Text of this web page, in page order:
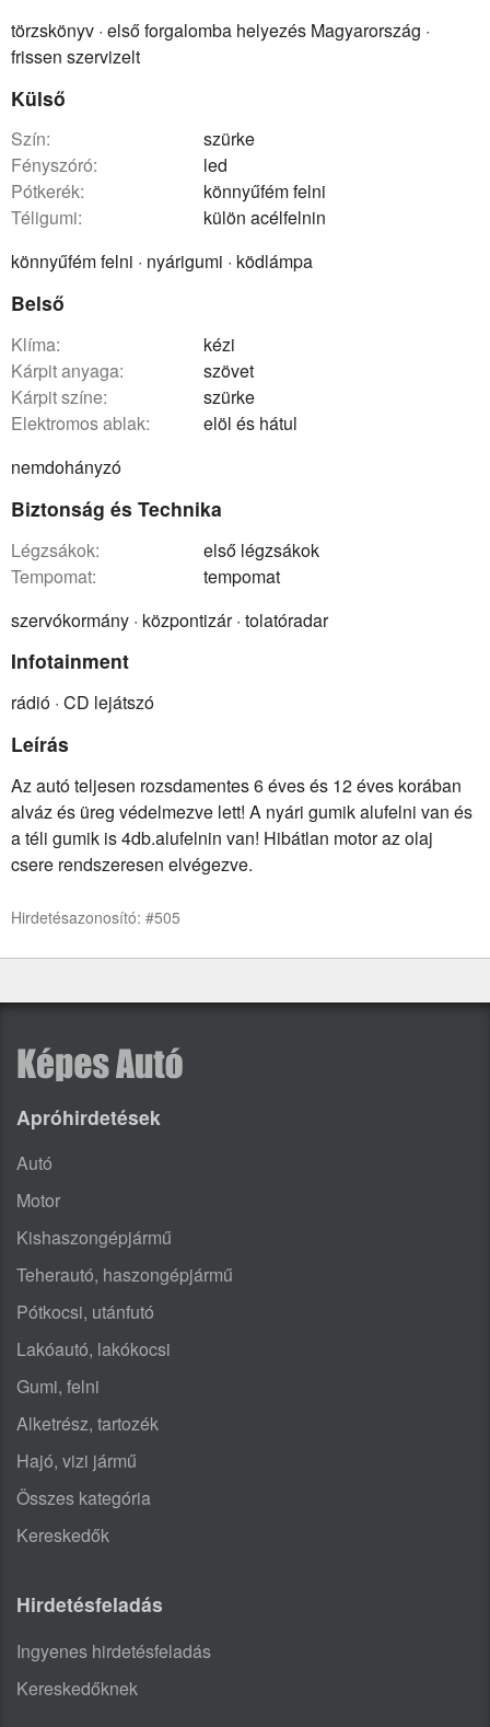
törzskönyv · első forgalomba helyezés Magyarország ·
frissen szervizelt
Külső
szín:
szürke
fényszóró:
led
pótkerék:
könnyűfém felni
téligumi:
külön acélfelnin
könnyűfém felni · nyárigumi · ködlámpa
Belső
klíma:
kézi
kárpit anyaga:
szövet
kárpit színe:
szürke
elektromos ablak:
elöl és hátul
nemdohányzó
Biztonság és Technika
légzsákok:
első légzsákok
tempomat:
tempomat
szervókormány · központizár · tolatóradar
Infotainment
rádió · CD lejátszó
Leírás
Az autó teljesen rozsdamentes 6 éves és 12 éves korában
alváz és üreg védelmezve lett! A nyári gumik alufelni van és
a téli gumik is 4db.alufelnin van! Hibátlan motor az olaj
csere rendszeresen elvégezve.
Hirdetésazonosító: #505
Apróhirdetések
Autó
Motor
Kishaszongépjármű
Teherautó, haszongépjármű
Pótkocsi, utánfutó
Lakóautó, lakókocsi
Gumi, felni
Alketrész, tartozék
Hajó, vizi jármű
Összes kategória
Kereskedők
Hirdetésfeladás
Ingyenes hirdetésfeladás
Kereskedőknek